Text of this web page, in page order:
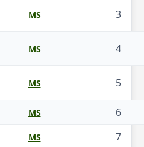
MS 3
MS 4
MS 5
MS
6
MS
7